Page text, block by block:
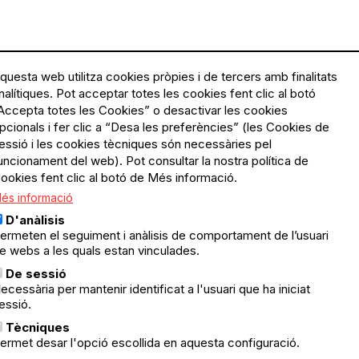
Menú
Legal
Política de privacitat
Avís legal
Política de cookies
organitzadors.
web utilitza cookies pròpies i de tercers amb finalitats
Pot acceptar totes les cookies fent clic al botó
totes les Cookies” o desactivar les cookies
i fer clic a “Desa les preferències” (les Cookies de
i les cookies tècniques són necessàries pel
del web). Pot consultar la nostra política de
fent clic al botó de Més informació.
informació
D'anàlisis
el seguiment i anàlisis de comportament de l’usuari
webs a les quals estan vinculades.
De sessió
per mantenir identificat a l'usuari que ha iniciat
Tècniques
desar l'opció escollida en aquesta configuració.